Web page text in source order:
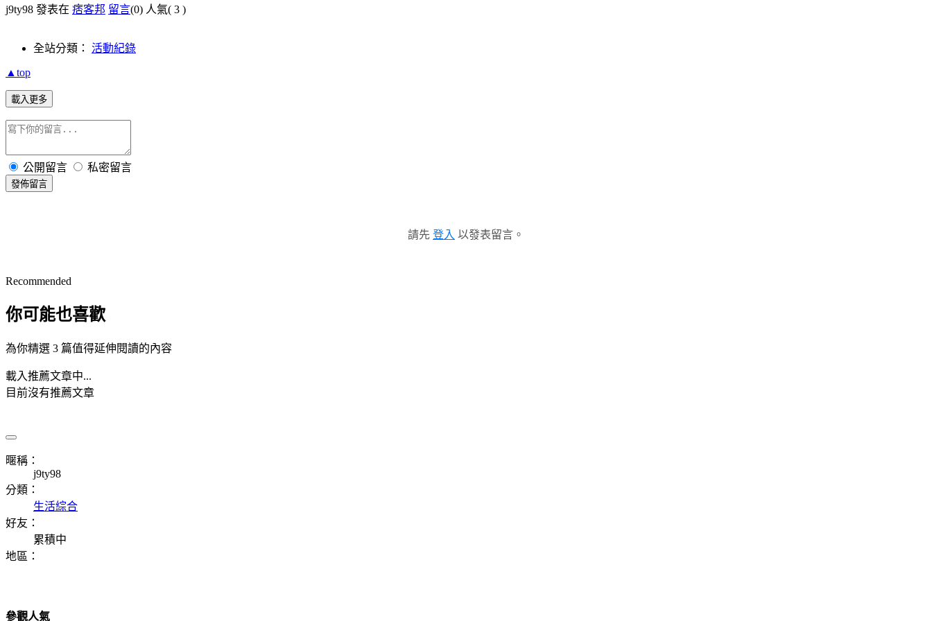
j9ty98 發表在 痞客邦 留言(0) 人氣( 3 )
全站分類： 活動紀錄
▲top
載入更多
公開留言 私密留言
發佈留言
請先 登入 以發表留言。
Recommended
你可能也喜歡
為你精選 3 篇值得延伸閱讀的內容
載入推薦文章中...
目前沒有推薦文章
暱稱：
j9ty98
分類：
生活綜合
好友：
累積中
地區：
參觀人氣